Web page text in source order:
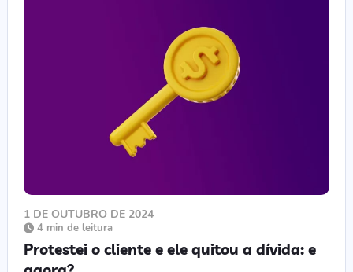
1 DE OUTUBRO DE 2024
4 min de leitura
Protestei o cliente e ele quitou a dívida: e